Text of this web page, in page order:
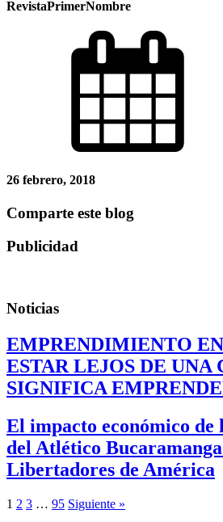
RevistaPrimerNombre
26 febrero, 2018
Comparte este blog
Publicidad
Noticias
EMPRENDIMIENTO
ESTAR LEJOS DE UNA
SIGNIFICA
El impacto económico de
del Atlético
Libertadores de América
1 2 3 … 95 Siguiente »